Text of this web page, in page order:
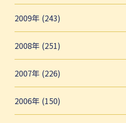
2009年 (243)
2008年 (251)
2007年 (226)
2006年 (150)